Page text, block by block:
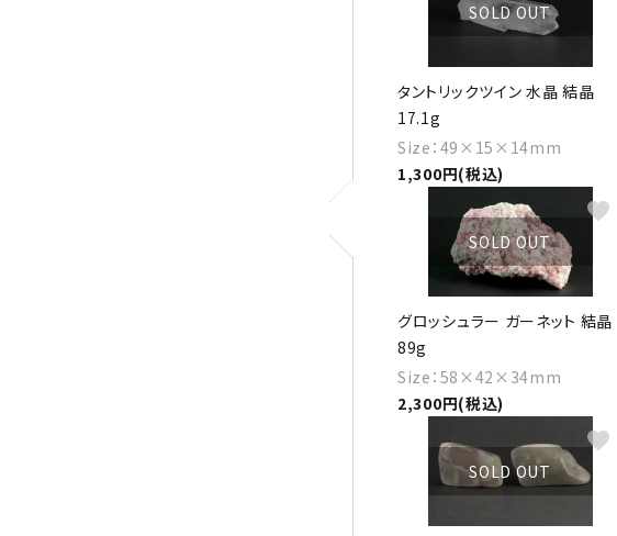
SOLD OUT
タントリックツイン 水晶 結晶
17.1g
Size：49×15×14mm
1,300円(税込)
SOLD OUT
グロッシュラー ガーネット 結晶
89g
Size：58×42×34mm
2,300円(税込)
favorite
SOLD OUT
favorite